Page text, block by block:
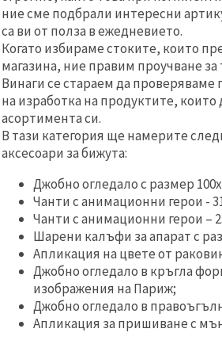
ние сме подбрали интересни
са ви от полза в ежедневието.
Когато избираме стоките, които
магазина, ние правим проучване за
Винаги се стараем да проверяваме
на изработка на продуктите, които
асортимента си.
В тази категория ще намерите
аксесоари за бижута:
Джобно огледало с размер
Чанти с анимационни герои -
Чанти с анимационни герои –
Шарени калъфи за апарат с
Апликация на цвете от
Джобно огледало в кръгла
изображения на Париж;
Джобно огледало в
Апликация за пришиване с